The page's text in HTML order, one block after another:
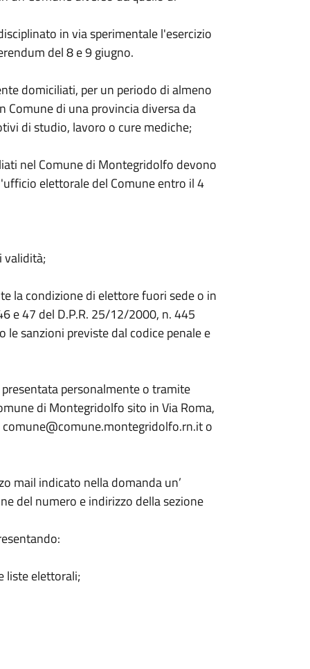
in via sperimentale l'esercizio
del 8 e 9 giugno.
domiciliati, per un periodo di almeno
Comune di una provincia diversa da
di studio, lavoro o cure mediche;
nel Comune di Montegridolfo devono
elettorale del Comune entro il 4
validità;
la condizione di elettore fuori sede o in
e 47 del D.P.R. 25/12/2000, n. 445
sanzioni previste dal codice penale e
personalmente o tramite
di Montegridolfo sito in Via Roma,
o
mail indicato nella domanda un’
del numero e indirizzo della sezione
liste elettorali;